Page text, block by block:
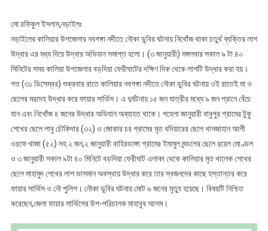
ঘটনায়
উদ্ধার,সমাপ্ত
হল
উদ্ধার
অভিযান
মো:রফিকুল ইসলাম,নড়াইলঃ
নড়াইলের কালিয়ার উপজেলার নবগঙ্গা নদীতে নৌকা ডুবির ঘটনায় নিখোঁজ থাকা চতুর্থ ব্যক্তির লাশ
উদ্ধার এর মধ্য দিয়ে উদ্ধার অভিযান সমাপ্ত হলো। (৩ জানুয়ারী) মঙ্গলবার সকাল ৯ টা ৪০
মিনিটের সময় কালিয়া উপজেলার বড়দিয়া ফেরীঘাটের দক্ষিণ দিক থেকে লাশটি উদ্ধার করা হয়।
গত (৩১ ডিসেম্বর) শুক্রবার রাতে কালিয়ার নবগঙ্গা নদীতে নৌকা ডুবির ঘটনায় ওই রাতেই মা ও
ছেলের মরদেহ উদ্ধার করে ফায়ার সার্ভিস। এ দুর্ঘটনায় ১৫ জন যাত্রীর মধ্যে ৯ জন প্রানে বেঁচে
যান এবং নিখোঁজ ৪ জনের উদ্ধার অভিযান অব্যাহত থাকে। পহেলা জানুয়ারী বাবুপুর গ্রামের টুকু
শেখের ছেলে লাবু চৌকিদার (৩২) ও জোকার চর গ্রামের মৃত বদিয়ারের ছেলে খানজাহান আলী
ওরফে খাজা (৫২) সহ ২ জন,২ জানুয়ারী বাহিরডাঙ্গা গ্রামের ইমামুল মন্ডলের ছেলে রয়েল মোণ্ডল
ও ৩ জানুয়ারী সকাল ৯টা ৪০ মিনিটে বড়দিয়া ফেরীঘাট এলাকা থেকে কালিয়ার মৃত খালেক শেখের
ছেলে মাহামুদ শেখের লাশ ভাসমান অবস্থায় উদ্ধার করে তার স্বজনদের কাছে হস্তান্তর করে
ফায়ার সার্ভিস ও নৌ পুলিশ। নৌকা ডুবির ঘটনায় মোট ৬ জনের মৃত্যু হয়েছে। বিষয়টি নিশ্চিত
করেছেন,জেলা ফায়ার সার্ভিসের উপ-পরিচালক মাহাবুব আলম।